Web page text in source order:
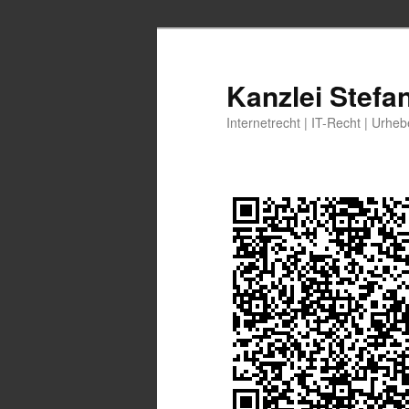
Kanzlei
Internetrecht | IT-Recht |